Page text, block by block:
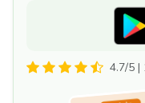
4.7/5 |